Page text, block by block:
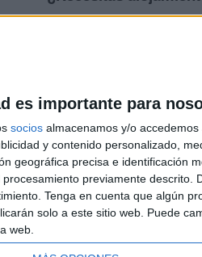
es importante para
socios almacenamos y/o
y contenido personalizado,
geográfica precisa e identificación
procesamiento previamente
Tenga en cuenta que algún
solo a este sitio web. Puede
web.
>> Residencias de
© 2003-